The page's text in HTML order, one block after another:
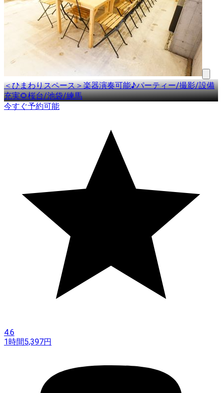
＜ひまわりスペース＞楽器演奏可能♪パーティー/撮影/設備
充実🌻桜台/池袋/練馬
今すぐ予約可能
4.6
1時間5,397円